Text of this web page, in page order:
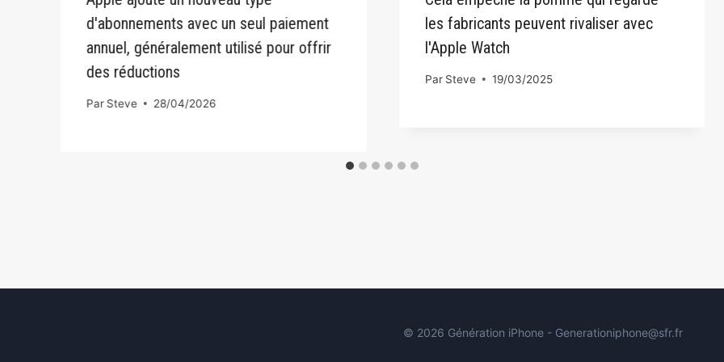
d'abonnements avec un seul paiement
annuel, généralement utilisé pour offrir
des réductions
ParSteve 28/04/2026
les fabricants peuvent rivaliser avec
l'Apple Watch
Par Steve 19/03/2025
© 2026 Génération iPhone - Generationiphone@sfr.fr